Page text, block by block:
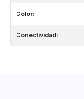
Color:
Conectividad: